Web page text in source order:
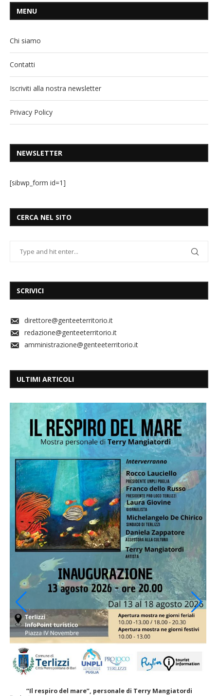
MENU
Chi siamo
Contatti
Iscriviti alla nostra newsletter
Privacy Policy
NEWSLETTER
[sibwp_form id=1]
CERCA NEL SITO
SCRIVICI
direttore@genteeterritorio.it
redazione@genteeterritorio.it
amministrazione@genteeterritorio.it
ULTIMI ARTICOLI
“Il respiro del mare”, personale di Terry Mangiatordi